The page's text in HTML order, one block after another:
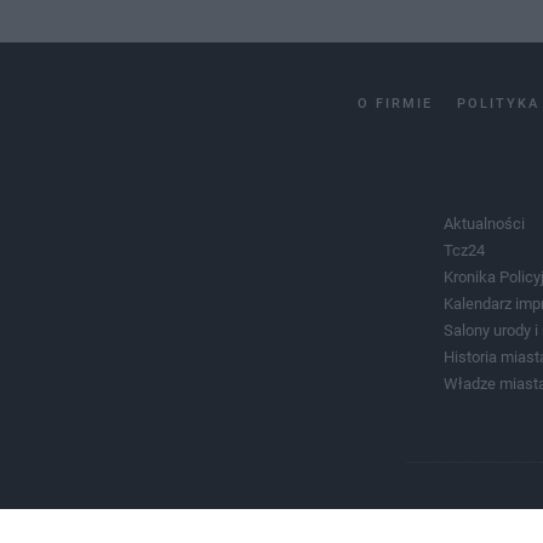
O FIRMIE POLITYKA
Aktualności
Tcz24
Kronika
Kalendarz
Salony urody i
Historia
Władze